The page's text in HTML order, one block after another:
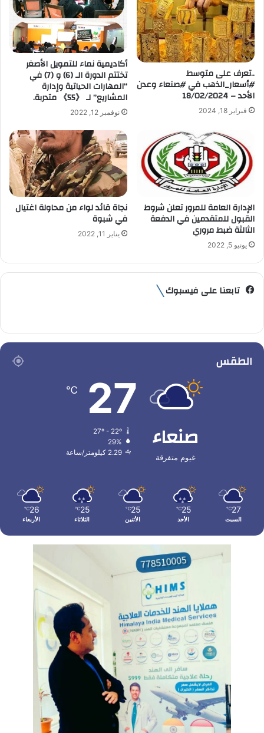
ل
إ
ل
ك
ت
ر
و
ن
ي
..تعرف على متوسط
#أسعار_الذهب في #صنعاء وعدن
الأحد – 18/02/2024
فبراير 18, 2024
أكاديمية نماء للتمويل الأصغر
تختتم الدورة الـ (6) و (7) في
“المهارات الحياتية وإدارة
المشاريع” لـ 《55》 متدربة.
نوفمبر 12, 2022
الإدارة العامة للمرور تعلن شروط
القبول للمتقدمين في الدفعة
الثالثة ضبط مروري
يونيو 5, 2022
نجاة قائد لواء من محاولة اغتيال
في شبوة
يناير 11, 2022
تابعنا على فيسبوك
الطقس
صنعاء
غيوم متفرقة
27
℃
27º - 22º
29%
2.29 كيلومتر/ساعة
27
℃
السبت
25
℃
الأحد
25
℃
الأثنين
25
℃
الثلاثاء
26
℃
الأربعاء